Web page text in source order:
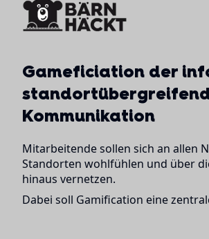
Gameficiation der
Kommunikation
Mitarbeitende sollen sich an allen
Standorten wohlfühlen und über
hinaus vernetzen.
Dabei soll Gamification eine